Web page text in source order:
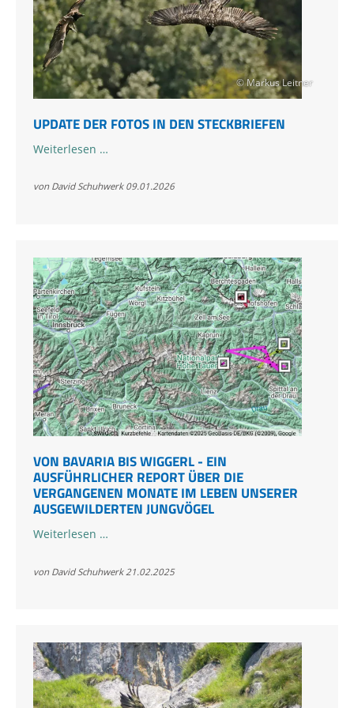
© Markus Leitner
UPDATE DER FOTOS IN DEN STECKBRIEFEN
Weiterlesen …
Fotos
von David Schuhwerk 09.01.2026
VON BAVARIA BIS WIGGERL - EIN
AUSFÜHRLICHER REPORT ÜBER DIE
VERGANGENEN MONATE IM LEBEN UNSERER
AUSGEWILDERTEN JUNGVÖGEL
Weiterlesen …Von
bis
ausführlicher
Report
über
die
von David Schuhwerk 21.02.2025